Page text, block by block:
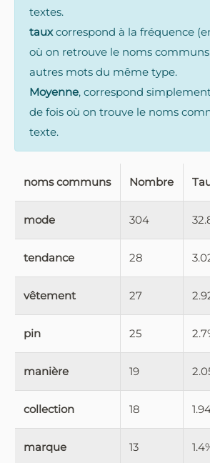
textes.
tauxcorrespond à la fréquence
où on retrouve le noms
autres mots du même type.
Moyenne, correspond
de fois où on trouve le noms
texte.
noms communs Nombre
mode 304
tendance 28
vêtement 27
pin 25
manière 19
collection 18
marque 13